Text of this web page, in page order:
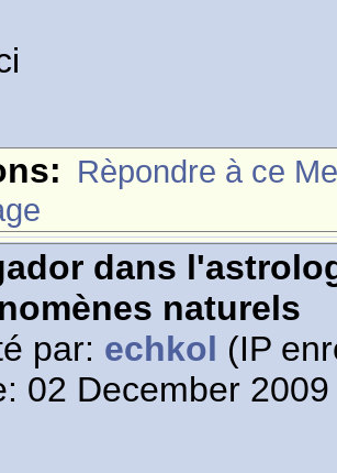
Rèpondre à ce
dans
naturels
par: echkol (IP
02 December